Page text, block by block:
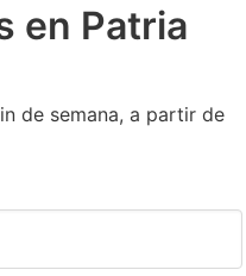
en Patria
de semana, a partir de